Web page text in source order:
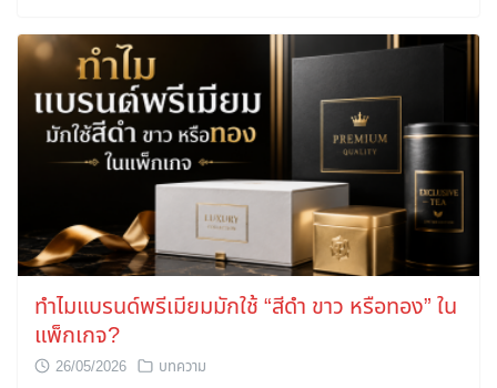
ทำไมแบรนด์พรีเมียมมักใช้ “สีดำ ขาว หรือทอง” ใน
แพ็กเกจ?
26/05/2026 บทความ